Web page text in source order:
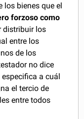
los bienes que el
forzoso como
distribuir los
entre los
de los
no dice
a cuál
el tercio de
entre todos